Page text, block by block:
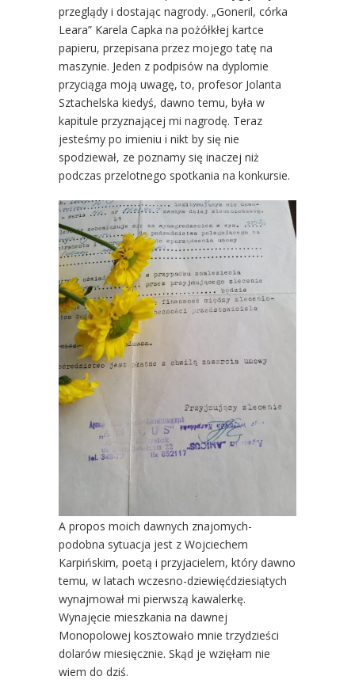
przeglądy i dostając nagrody. „Goneril, córka
Leara” Karela Capka na pożółkłej kartce
papieru, przepisana przez mojego tatę na
maszynie. Jeden z podpisów na dyplomie
przyciąga moją uwagę, to, profesor Jolanta
Sztachelska kiedyś, dawno temu, była w
kapitule przyznającej mi nagrodę. Teraz
jesteśmy po imieniu i nikt by się nie
spodziewał, ze poznamy się inaczej niż
podczas przelotnego spotkania na konkursie.
A propos moich dawnych znajomych-
podobna sytuacja jest z Wojciechem
Karpińskim, poetą i przyjacielem, który dawno
temu, w latach wczesno-dziewięćdziesiątych
wynajmował mi pierwszą kawalerkę.
Wynajęcie mieszkania na dawnej
Monopolowej kosztowało mnie trzydzieści
dolarów miesięcznie. Skąd je wzięłam nie
wiem do dziś.